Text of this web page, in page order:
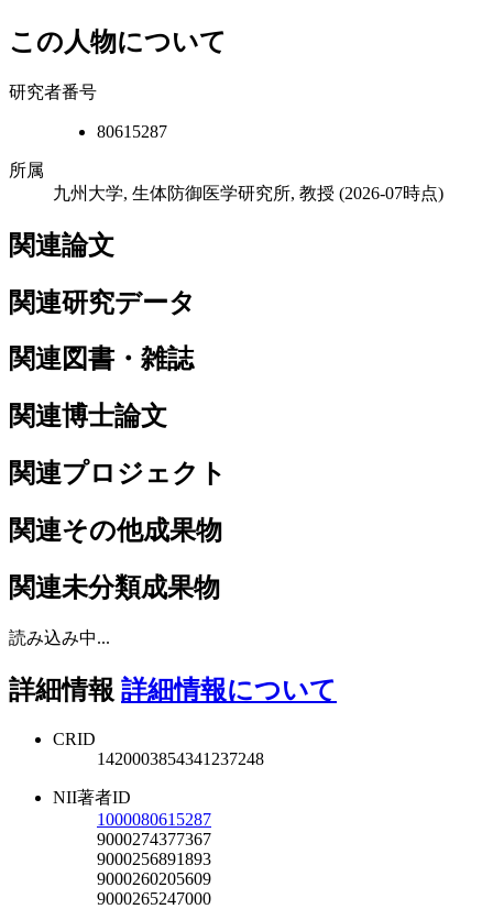
この人物について
研究者番号
80615287
所属
九州大学, 生体防御医学研究所, 教授 (2026-07時点)
関連論文
関連研究データ
関連図書・雑誌
関連博士論文
関連プロジェクト
関連その他成果物
関連未分類成果物
読み込み中...
詳細情報 詳細情報について
CRID
1420003854341237248
NII著者ID
1000080615287
9000274377367
9000256891893
9000260205609
9000265247000